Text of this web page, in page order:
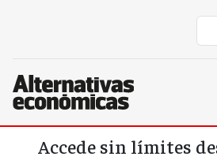
Pasar al contenido principal
Accede sin límites